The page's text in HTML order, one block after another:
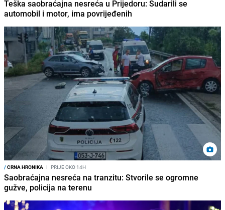
Teška saobraćajna nesreća u Prijedoru: Sudarili se
automobil i motor, ima povrijeđenih
/CRNA HRONIKA I PRIJE OKO 14H
Saobraćajna nesreća na tranzitu: Stvorile se ogromne
gužve, policija na terenu